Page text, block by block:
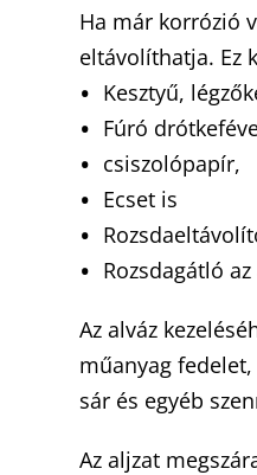
Ha már korrózió
eltávolíthatja. Ez
Kesztyű,
Fúró
csiszolópapír,
Ecset is
Rozsdagátló
Az alváz
műanyag
sár és egyéb
Az aljzat